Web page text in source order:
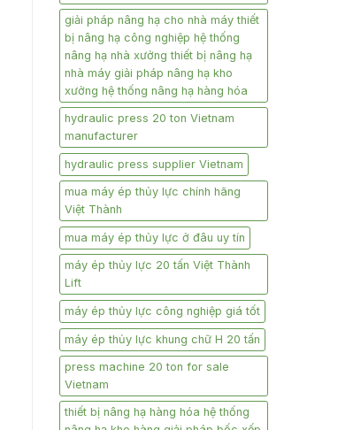
giải pháp nâng hạ cho nhà máy thiết
bị nâng hạ công nghiệp hệ thống
nâng hạ nhà xưởng thiết bị nâng hạ
nhà máy giải pháp nâng hạ kho
xưởng hệ thống nâng hạ hàng hóa
hydraulic press 20 ton Vietnam
manufacturer
hydraulic press supplier Vietnam
mua máy ép thủy lực chính hãng
Việt Thành
mua máy ép thủy lực ở đâu uy tín
máy ép thủy lực 20 tấn Việt Thành
Lift
máy ép thủy lực công nghiệp giá tốt
máy ép thủy lực khung chữ H 20 tấn
press machine 20 ton for sale
Vietnam
thiết bị nâng hạ hàng hóa hệ thống